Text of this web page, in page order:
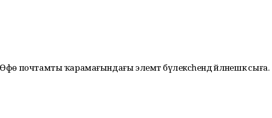
почтамты ҡарамағындағы элемтә бүлексәһендә әйләнешкә сыға.